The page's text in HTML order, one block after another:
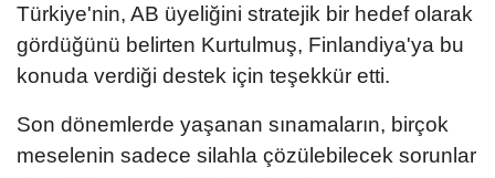
Türkiye'nin, AB üyeliğini stratejik bir hedef olarak
gördüğünü belirten Kurtulmuş, Finlandiya'ya bu
konuda verdiği destek için teşekkür etti.
Son dönemlerde yaşanan sınamaların, birçok
meselenin sadece silahla çözülebilecek sorunlar